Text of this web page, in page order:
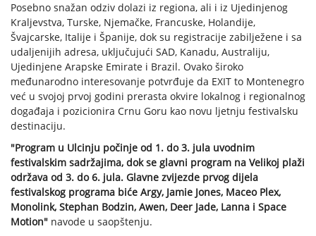
Posebno snažan odziv dolazi iz regiona, ali i iz Ujedinjenog
Kraljevstva, Turske, Njemačke, Francuske, Holandije,
Švajcarske, Italije i Španije, dok su registracije zabilježene i sa
udaljenijih adresa, uključujući SAD, Kanadu, Australiju,
Ujedinjene Arapske Emirate i Brazil. Ovako široko
međunarodno interesovanje potvrđuje da EXIT to Montenegro
već u svojoj prvoj godini prerasta okvire lokalnog i regionalnog
događaja i pozicionira Crnu Goru kao novu ljetnju festivalsku
destinaciju.
"Program u Ulcinju počinje od 1. do 3. jula uvodnim
festivalskim sadržajima, dok se glavni program na Velikoj plaži
održava od 3. do 6. jula. Glavne zvijezde prvog dijela
festivalskog programa biće Argy, Jamie Jones, Maceo Plex,
Monolink, Stephan Bodzin, Awen, Deer Jade, Lanna i Space
Motion" navode u saopštenju.